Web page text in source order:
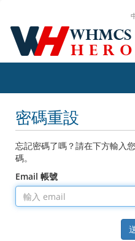
密碼重設
忘記密碼了嗎？請在下方輸入
碼。
Email 帳號